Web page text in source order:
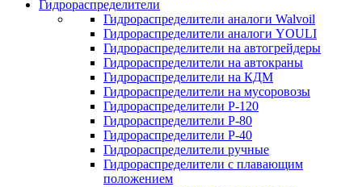
Гидрораспределители
Гидрораспределители аналоги Walvoil
Гидрораспределители аналоги YOULI
Гидрораспределители на автогрейдеры
Гидрораспределители на автокраны
Гидрораспределители на КДМ
Гидрораспределители на мусоровозы
Гидрораспределители Р-120
Гидрораспределители Р-80
Гидрораспределители Р-40
Гидрораспределители ручные
Гидрораспределители с плавающим
положением